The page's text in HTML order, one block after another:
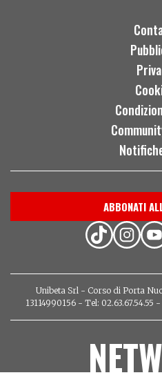
ABBONATI
Unibeta Srl - Corso di Porta
13114990156 - Tel: